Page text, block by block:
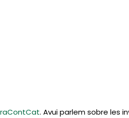
. Avui parlem sobre les